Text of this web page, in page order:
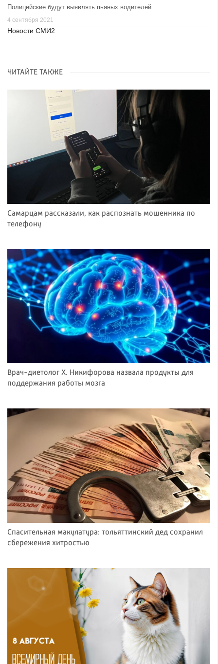
Полицейские будут выявлять пьяных водителей
4 сентября 2021
Новости СМИ2
ЧИТАЙТЕ ТАКЖЕ
Самарцам рассказали, как распознать мошенника по
телефону
Врач-диетолог Х. Никифорова назвала продукты для
поддержания работы мозга
Спасительная макулатура: тольяттинский дед сохранил
сбережения хитростью